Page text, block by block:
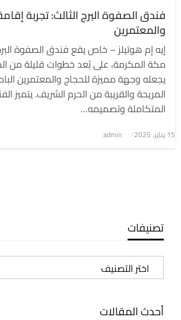
فندق الصفوة البرج الثالث: تجربة
والمعتمرين
إيه إم هوتيلز – خاص يقع فندق الصفوة
مكة المكرمة، على بُعد خطوات قليلة من
يجعله وجهة مميزة للحجاج والمعتمرين
المريحة والقريبة من الحرم الشريف. يتميز
المتكاملة وتصميمه…
نُشر
15 يناير، 2025 admin
تصنيفات
تصنيفات
أحدث المقالات